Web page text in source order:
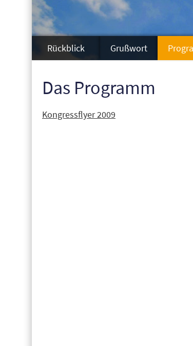
Rückblick Grußwort
Das Programm
Kongressflyer 2009